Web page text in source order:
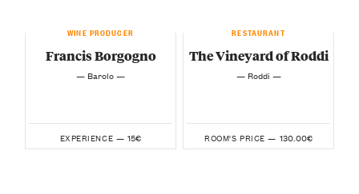
WINE PRODUCER
Francis Borgogno
— Barolo —
EXPERIENCE — 15€
RESTAURANT
The Vineyard of Roddi
— Roddi —
ROOM'S PRICE — 130.00€